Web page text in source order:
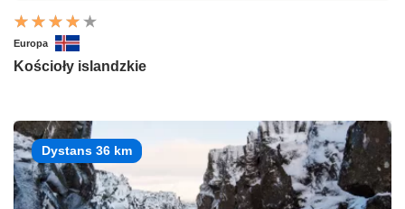
Europa
Kościoły islandzkie
Dystans 36 km